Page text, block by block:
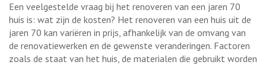
Een veelgestelde vraag bij het renoveren van een jaren 70
huis is: wat zijn de kosten? Het renoveren van een huis uit de
jaren 70 kan variëren in prijs, afhankelijk van de omvang van
de renovatiewerken en de gewenste veranderingen. Factoren
zoals de staat van het huis, de materialen die gebruikt worden